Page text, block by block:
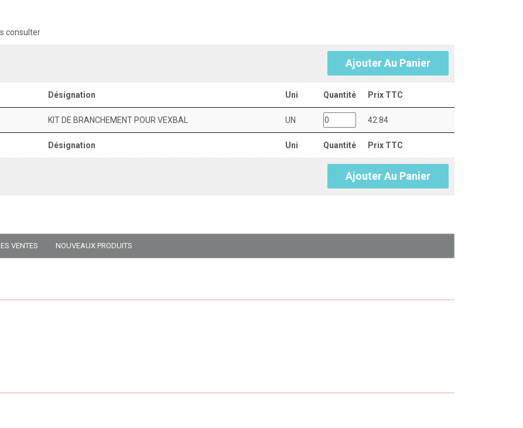
consulter
Ajouter Au Panier
Désignation Uni Quantité Prix TTC
Désignation Uni Quantité Prix TTC
KIT DE BRANCHEMENT POUR VEXBAL UN 42.84
Ajouter Au Panier
VENTES NOUVEAUX PRODUITS